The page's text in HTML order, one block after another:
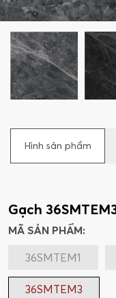
Hình sản phẩm
Gạch
MÃ SẢN PHẨM:
36SMTEM1
36SMTEM3